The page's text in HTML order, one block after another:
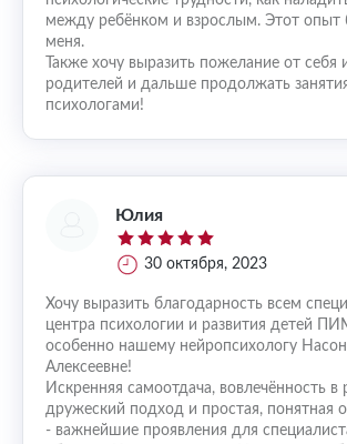
между ребёнком и взрослым. Этот опыт
меня.
Также хочу выразить пожелание от себя
родителей и дальше продолжать
психологами!
Юлия
30 октября, 2023
Хочу выразить благодарность всем
центра психологии и развития детей
особенно нашему нейропсихологу
Алексеевне!
Искренняя самоотдача, вовлечённость в
дружеский подход и простая, понятная
- важнейшие проявления для